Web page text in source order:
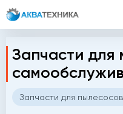
Главная Каталог
Запчасти для
Запчасти для